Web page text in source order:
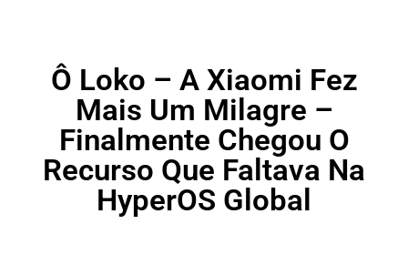
Ô Loko – A Xiaomi Fez
Mais Um Milagre –
Finalmente Chegou O
Recurso Que Faltava Na
HyperOS Global